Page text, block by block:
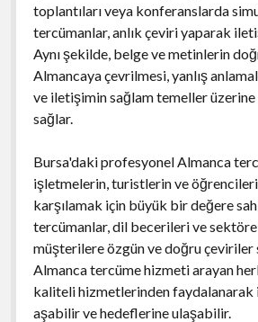
toplantıları veya konferanslarda
tercümanlar, anlık çeviri yaparak
Aynı şekilde, belge ve metinlerin
Almancaya çevrilmesi, yanlış
ve iletişimin sağlam temeller
sağlar.
Bursa'daki profesyonel Almanca
işletmelerin, turistlerin ve
karşılamak için büyük bir değere
tercümanlar, dil becerileri ve
müşterilere özgün ve doğru çeviriler
Almanca tercüme hizmeti arayan
kaliteli hizmetlerinden
aşabilir ve hedeflerine ulaşabilir.